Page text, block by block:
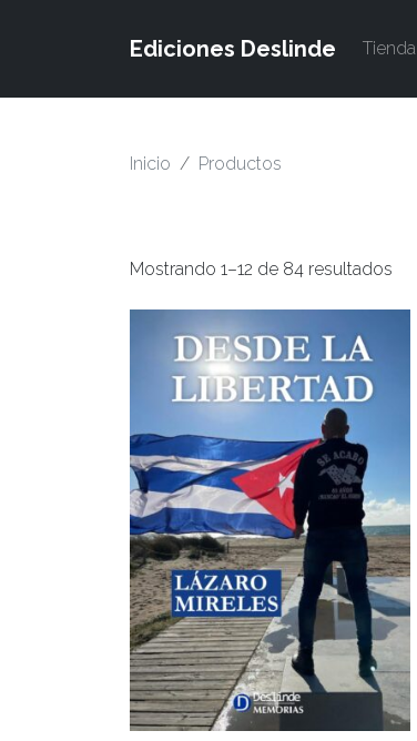
Ediciones Deslinde Tienda
Inicio Productos
Mostrando 1–12 de 84 resultados